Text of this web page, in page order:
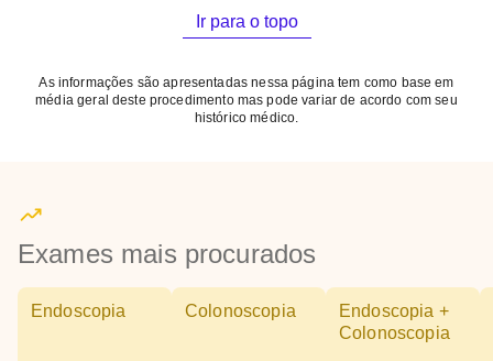
Ir para o topo
As informações são apresentadas nessa página tem como base em
média geral deste procedimento mas pode variar de acordo com seu
histórico médico.
Exames mais procurados
Endoscopia Colonoscopia
Endoscopia +
Colonoscopia